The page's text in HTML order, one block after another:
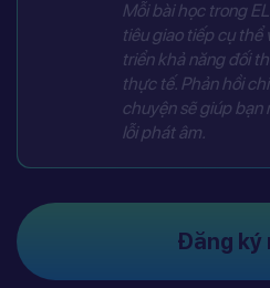
Mỗi bài học trong
tiêu giao tiếp cụ thể
triển khả năng đối
thực tế. Phản hồi
chuyện sẽ giúp bạn
lỗi phát âm.
Đăng ký